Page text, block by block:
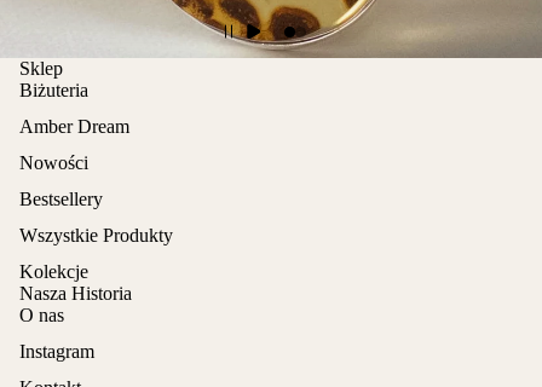
Sklep
Biżuteria
Amber Dream
Nowości
Bestsellery
Wszystkie Produkty
Kolekcje
Nasza Historia
O nas
Instagram